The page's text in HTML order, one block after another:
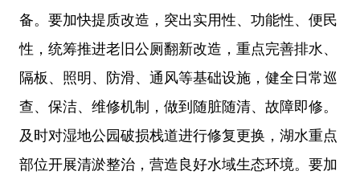
备。要加快提质改造，突出实用性、功能性、便民
性，统筹推进老旧公厕翻新改造，重点完善排水、
隔板、照明、防滑、通风等基础设施，健全日常巡
查、保洁、维修机制，做到随脏随清、故障即修。
及时对湿地公园破损栈道进行修复更换，湖水重点
部位开展清淤整治，营造良好水域生态环境。要加